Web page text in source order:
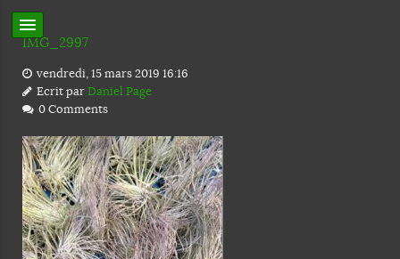
IMG_2997
vendredi, 15 mars 2019 16:16
Ecrit parDaniel Page
0 Comments